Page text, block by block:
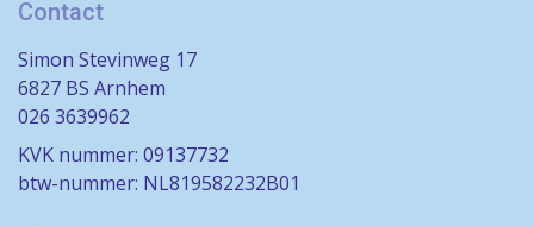
Contact
Simon Stevinweg 17
6827 BS Arnhem
026 3639962
KVK nummer: 09137732
btw-nummer: NL819582232B01